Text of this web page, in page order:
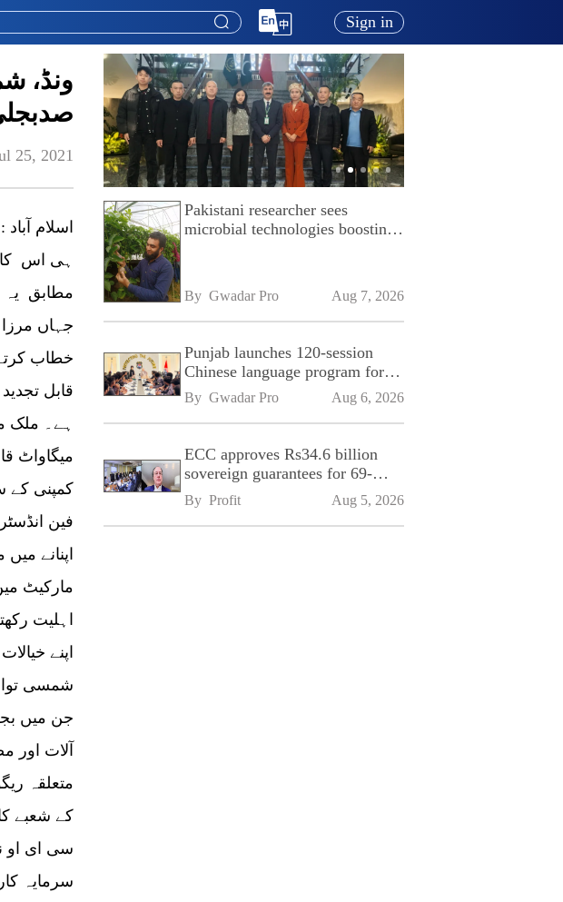
Sign in
25, 2021
اسلام
ہی اس کا
مطابق یہ
جہاں
خطاب
میگاواٹ
کمپنی کے
فین
اپنانے
اہلیت
اپنے
شمسی
جن میں
آلات اور
متعلقہ
کے شعبے
سی ای او
سرمایہ
Pakistani researcher sees
microbial technologies boosting
By Gwadar Pro Aug 7, 2026
Punjab launches 120-session
Chinese language program for
SPU
By Gwadar Pro Aug 6, 2026
ECC approves Rs34.6 billion
sovereign guarantees for 69-
kilometre Sialkot-Kharian
Motorway
By Profit Aug 5, 2026